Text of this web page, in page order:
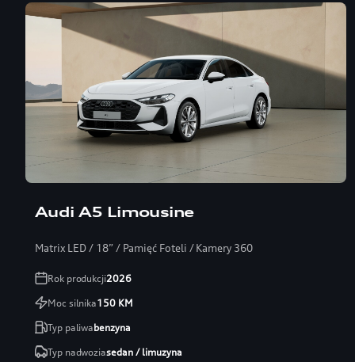
Audi A5 Limousine
Matrix LED / 18” / Pamięć Foteli / Kamery 360
Rok produkcji2026
Moc silnika150KM
Typ paliwabenzyna
Typ nadwoziasedan / limuzyna